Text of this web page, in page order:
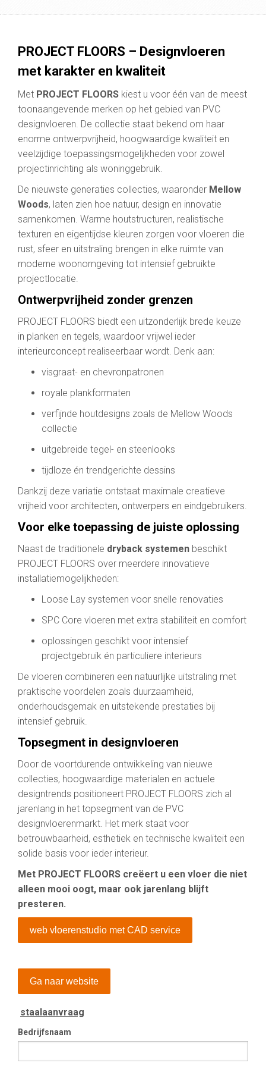
PROJECT FLOORS – Designvloeren
met karakter en kwaliteit
Met PROJECT FLOORS kiest u voor één van de meest
toonaangevende merken op het gebied van PVC
designvloeren. De collectie staat bekend om haar
enorme ontwerpvrijheid, hoogwaardige kwaliteit en
veelzijdige toepassingsmogelijkheden voor zowel
projectinrichting als woninggebruik.
De nieuwste generaties collecties, waaronder Mellow
Woods, laten zien hoe natuur, design en innovatie
samenkomen. Warme houtstructuren, realistische
texturen en eigentijdse kleuren zorgen voor vloeren die
rust, sfeer en uitstraling brengen in elke ruimte van
moderne woonomgeving tot intensief gebruikte
projectlocatie.
Ontwerpvrijheid zonder grenzen
PROJECT FLOORS biedt een uitzonderlijk brede keuze
in planken en tegels, waardoor vrijwel ieder
interieurconcept realiseerbaar wordt. Denk aan:
visgraat- en chevronpatronen
royale plankformaten
verfijnde houtdesigns zoals de Mellow Woods
collectie
uitgebreide tegel- en steenlooks
tijdloze én trendgerichte dessins
Dankzij deze variatie ontstaat maximale creatieve
vrijheid voor architecten, ontwerpers en eindgebruikers.
Voor elke toepassing de juiste oplossing
Naast de traditionele dryback systemen beschikt
PROJECT FLOORS over meerdere innovatieve
installatiemogelijkheden:
Loose Lay systemen voor snelle renovaties
SPC Core vloeren met extra stabiliteit en comfort
oplossingen geschikt voor intensief
projectgebruik én particuliere interieurs
De vloeren combineren een natuurlijke uitstraling met
praktische voordelen zoals duurzaamheid,
onderhoudsgemak en uitstekende prestaties bij
intensief gebruik.
Topsegment in designvloeren
Door de voortdurende ontwikkeling van nieuwe
collecties, hoogwaardige materialen en actuele
designtrends positioneert PROJECT FLOORS zich al
jarenlang in het topsegment van de PVC
designvloerenmarkt. Het merk staat voor
betrouwbaarheid, esthetiek en technische kwaliteit een
solide basis voor ieder interieur.
Met PROJECT FLOORS creëert u een vloer die niet
alleen mooi oogt, maar ook jarenlang blijft
presteren.
web vloerenstudio met CAD service
Ga naar website
staalaanvraag
Bedrijfsnaam